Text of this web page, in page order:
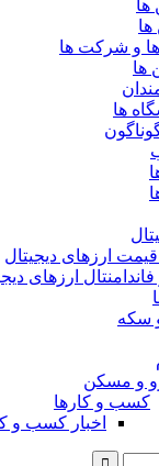
ها
و شرکت ها
ها
ها
قیمت ارزهای دیجیتال
فاندامنتال ارزهای
سکه
و مسکن
کسب و کارها
اخبار کسب و